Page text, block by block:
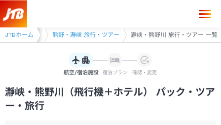
JTBホーム
旅行・ツアー 熊野・瀞峡 旅行・ツアー 瀞峡・熊野川 旅行・ツアー 一覧
航空/宿泊施設 宿泊プラン 確認・変更
瀞峡・熊野川（飛行機＋ホテル） パック・ツア
ー・旅行